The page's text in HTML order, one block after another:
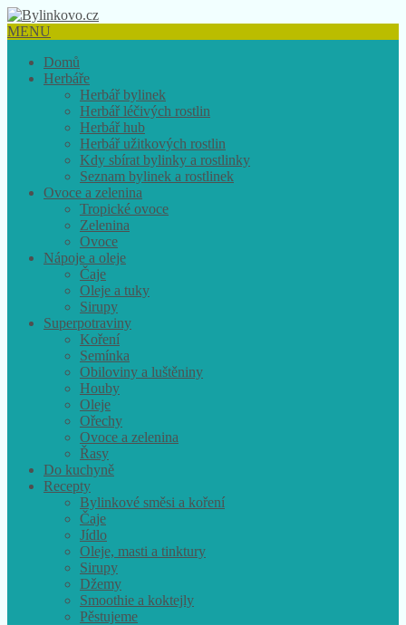
MENU
Domů
Herbáře
Herbář bylinek
Herbář léčivých rostlin
Herbář hub
Herbář užitkových rostlin
Kdy sbírat bylinky a rostlinky
Seznam bylinek a rostlinek
Ovoce a zelenina
Tropické ovoce
Zelenina
Ovoce
Nápoje a oleje
Čaje
Oleje a tuky
Sirupy
Superpotraviny
Koření
Semínka
Obiloviny a luštěniny
Houby
Oleje
Ořechy
Ovoce a zelenina
Řasy
Do kuchyně
Recepty
Bylinkové směsi a koření
Čaje
Jídlo
Oleje, masti a tinktury
Sirupy
Džemy
Smoothie a koktejly
Pěstujeme